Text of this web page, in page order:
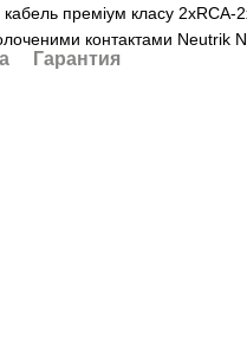
кабель преміум класу
контактами Neutrik
Гарантия